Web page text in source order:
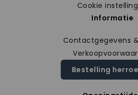
Cookie
Informatie
Contactgegevens
Bestelling